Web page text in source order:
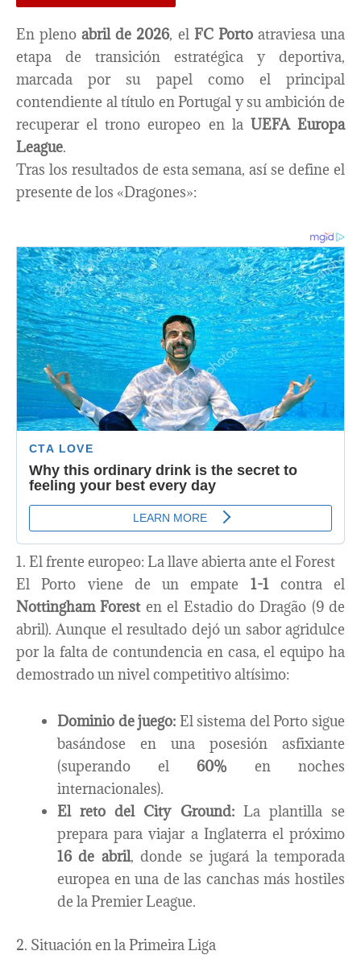
En plenoabril de 2026, el FC Portoatraviesa una
etapa de transición estratégica y deportiva,
marcada por su papel como el principal
contendiente al título en Portugal y su ambición de
recuperar el trono europeo en la UEFA Europa
League.
Tras los resultados de esta semana, así se define el
presente de los «Dragones»:
1. El frente europeo: La llave abierta ante el Forest
El Porto viene de un empate 1-1contra el
Nottingham Foresten el Estadio do Dragão (9 de
abril). Aunque el resultado dejó un sabor agridulce
por la falta de contundencia en casa, el equipo ha
demostrado un nivel competitivo altísimo:
Dominio de juego: El sistema del Porto sigue
basándose en una posesión asfixiante
(superando el 60% en noches
internacionales).
El reto del City Ground:La plantilla se
prepara para viajar a Inglaterra el próximo
16 de abril, donde se jugará la temporada
europea en una de las canchas más hostiles
de la Premier League.
2. Situación en la Primeira Liga